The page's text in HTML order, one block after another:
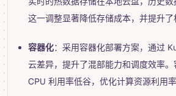
这一调整显著降低存储成本，并提升了
容器化：采用容器化部署方案，通过
云差异，提升了混部能力和调度效率
CPU 利用率低谷，优化计算资源利用率